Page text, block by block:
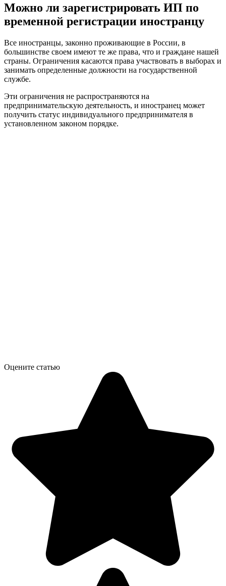
Можно ли зарегистрировать ИП по
временной регистрации иностранцу
Все иностранцы, законно проживающие в России, в
большинстве своем имеют те же права, что и граждане нашей
страны. Ограничения касаются права участвовать в выборах и
занимать определенные должности на государственной
службе.
Эти ограничения не распространяются на
предпринимательскую деятельность, и иностранец может
получить статус индивидуального предпринимателя в
установленном законом порядке.
Оцените статью